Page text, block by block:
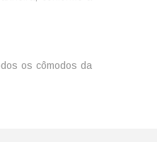
os cômodos da